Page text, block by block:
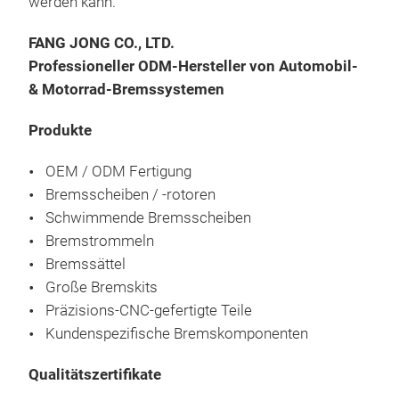
FANG JONG CO., LTD.
Professioneller ODM-Hersteller von Automobil-
& Motorrad-Bremssystemen
Produkte
OEM / ODM Fertigung
Bremsscheiben / -rotoren
Schwimmende Bremsscheiben
Bremstrommeln
Bremssättel
Große Bremskits
Präzisions-CNC-gefertigte Teile
Kundenspezifische Bremskomponenten
Qualitätszertifikate